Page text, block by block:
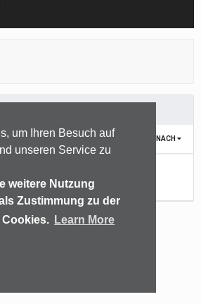
um Ihren Besuch auf
unseren Service zu
weitere Nutzung
Zustimmung zu der
Learn More
SORTIEREN NACH
Inhalte vorhanden